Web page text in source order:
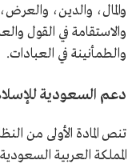
والمال، والدين،
والاستقامة في القول
والطمأنينة في العبادات.
دعم السعودية
تنص المادة الأولى من
المملكة العربية